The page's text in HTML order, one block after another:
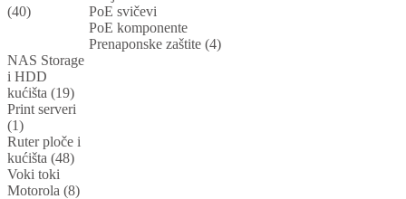
(40)
PoE svičevi
PoE komponente
Prenaponske zaštite (4)
NAS Storage
i HDD
kućišta (19)
Print serveri
(1)
Ruter ploče i
kućišta (48)
Voki toki
Motorola (8)